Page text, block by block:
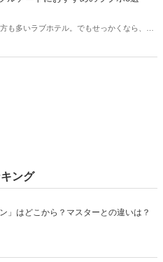
も多いラブホテル。でもせっかくなら、キ
ング
」はどこから？マスターとの違いは？